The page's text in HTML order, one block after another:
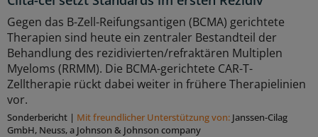
Gegen das B-Zell-Reifungsantigen (BCMA) gerichtete
Therapien sind heute ein zentraler Bestandteil der
Behandlung des rezidivierten/refraktären Multiplen
Myeloms (RRMM). Die BCMA-gerichtete CAR-T-
Zelltherapie rückt dabei weiter in frühere Therapielinien
vor.
Sonderbericht | Mit freundlicher Unterstützung von: Janssen-Cilag
GmbH, Neuss, a Johnson & Johnson company